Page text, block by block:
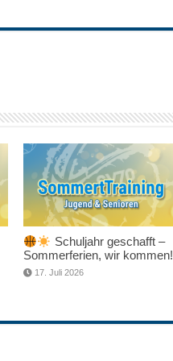
Schuljahr geschafft –
Sommerferien, wir kommen!
17. Juli 2026